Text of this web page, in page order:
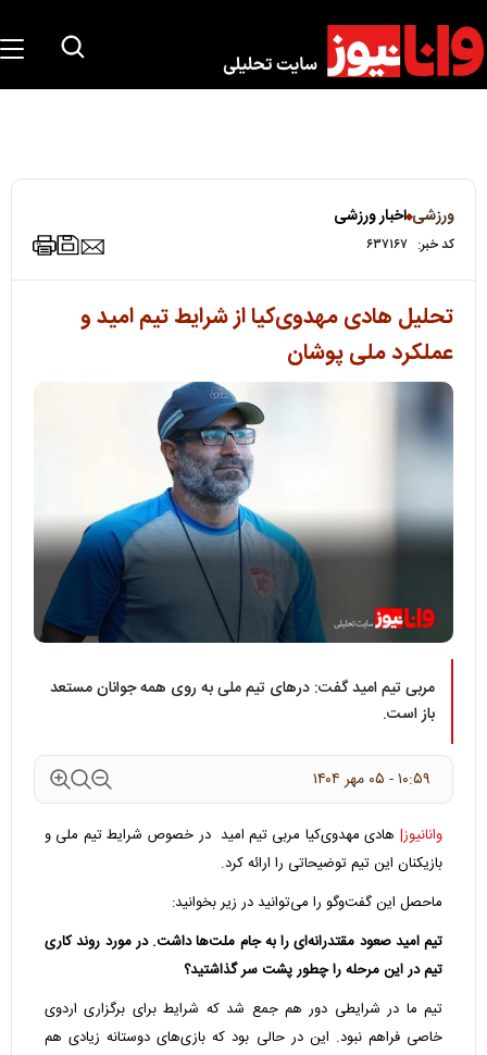
ورزشی اخبار ورزشی
کد خبر: ۶۳۷۱۶۷
تحلیل هادی مهدوی‌کیا از شرایط تیم امید و
عملکرد ملی پوشان
مربی تیم امید گفت: درهای تیم ملی به روی همه جوانان مستعد
باز است.
۱۰:۵۹ - ۰۵ مهر ۱۴۰۴
وانانیوز| هادی مهدوی‌کیا مربی تیم امید در خصوص شرایط تیم ملی و
بازیکنان این تیم توضیحاتی را ارائه کرد.
ماحصل این گفت‌و‌گو را می‌توانید در زیر بخوانید:
تیم امید صعود مقتدرانه‌ای را به جام ملت‌ها داشت. در مورد روند کاری
تیم در این مرحله را چطور پشت سر گذاشتید؟
تیم ما در شرایطی دور هم جمع شد که شرایط برای برگزاری اردوی
خاصی فراهم نبود. این در حالی بود که بازی‌های دوستانه زیادی هم